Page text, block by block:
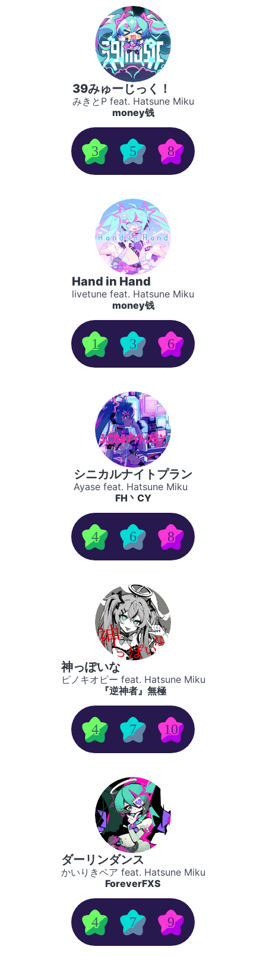
39みゅーじっく！
みきとP feat. Hatsune Miku
money钱
3 5 8
Hand in Hand
livetune feat. Hatsune Miku
money钱
1 3 6
シニカルナイトプラン
Ayase feat. Hatsune Miku
FH丶CY
4 6 8
神っぽいな
ピノキオピー feat. Hatsune Miku
『逆神者』無極
4 7 10
ダーリンダンス
かいりきベア feat. Hatsune Miku
ForeverFXS
4 7 9